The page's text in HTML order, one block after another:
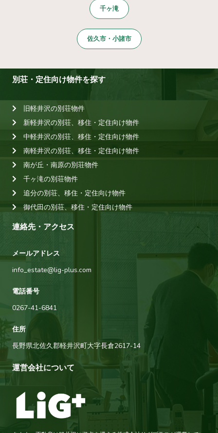
千ヶ滝
佐久市・小諸市
別荘・定住向け物件を探す
旧軽井沢の別荘物件
新軽井沢の別荘、移住・定住向け物件
中軽井沢の別荘、移住・定住向け物件
南軽井沢の別荘、移住・定住向け物件
南が丘・南原の別荘物件
千ヶ滝の別荘物件
追分の別荘、移住・定住向け物件
御代田の別荘、移住・定住向け物件
連絡先・アクセス
メールアドレス
info_estate@lig-plus.com
電話番号
0267-41-6841
住所
長野県北佐久郡軽井沢町大字長倉2617-14
運営会社について